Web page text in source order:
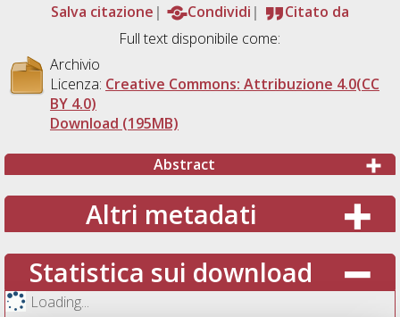
Salva citazione
Condividi
Citato da
Full text disponibile come:
Archivio
Licenza: Creative Commons: Attribuzione 4.0(CC
BY 4.0)
Download (195MB)
Abstract
Altri metadati
Statistica sui download
Loading...